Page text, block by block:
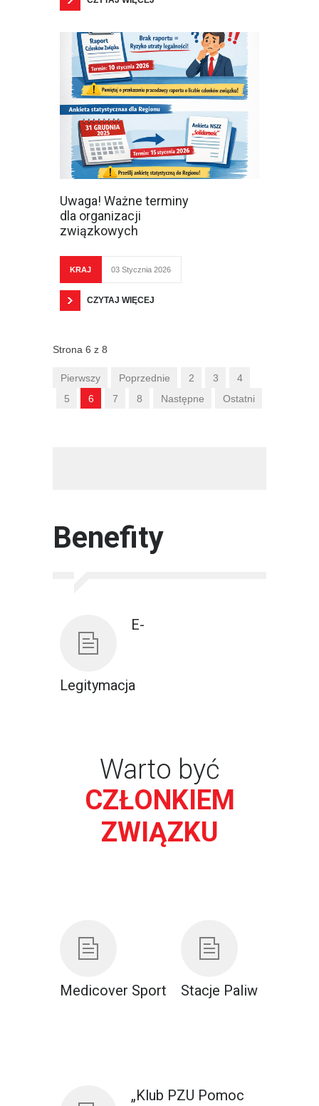
Uwaga! Ważne terminy
dla organizacji
związkowych
KRAJ 03 Stycznia 2026
CZYTAJ WIĘCEJ
Strona 6 z 8
Pierwszy Poprzednie 2 3
4
5
6 7 8 Następne
Ostatni
Benefity
E-
Legitymacja
Warto być
CZŁONKIEM
ZWIĄZKU
Medicover Sport Stacje Paliw
„Klub PZU Pomoc